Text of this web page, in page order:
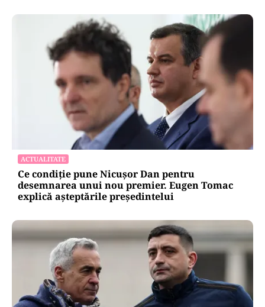
ACTUALITATE
Ce condiție pune Nicușor Dan pentru
desemnarea unui nou premier. Eugen Tomac
explică așteptările președintelui